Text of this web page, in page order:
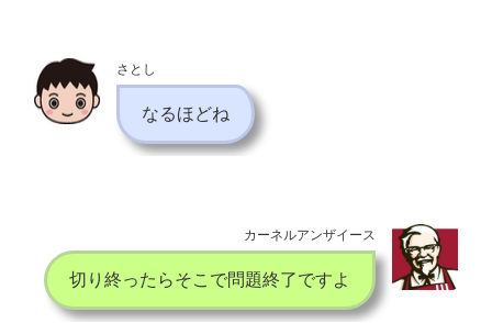
さとし
なるほどね
カーネルアンザイース
切り終ったらそこで問題終了ですよ